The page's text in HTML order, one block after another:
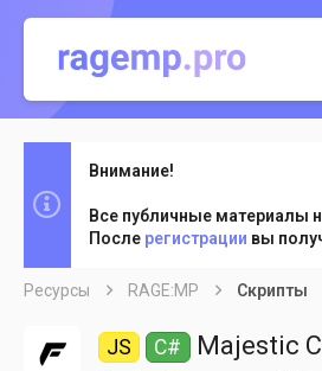
Внимание!
Все публичные материалы
После регистрации вы
Ресурсы RAGE:MP Скрипты
JS C# Majestic